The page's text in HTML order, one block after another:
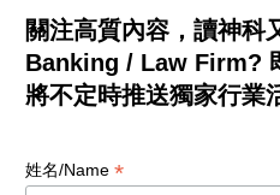
關注高質內容，讀神科
Banking / Law Firm?
將不定時推送獨家行業
姓名/Name *